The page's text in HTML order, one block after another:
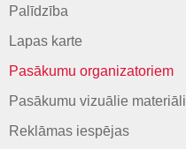
Palīdzība
Lapas karte
Pasākumu organizatoriem
Pasākumu vizuālie materiāli
Reklāmas iespējas